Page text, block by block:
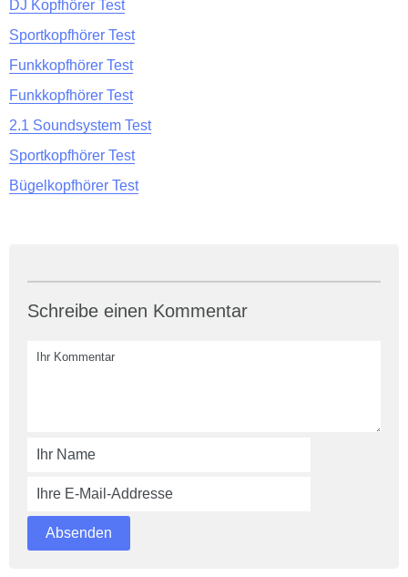
DJ Kopfhörer Test
Sportkopfhörer Test
Funkkopfhörer Test
Funkkopfhörer Test
2.1 Soundsystem Test
Sportkopfhörer Test
Bügelkopfhörer Test
Schreibe einen Kommentar